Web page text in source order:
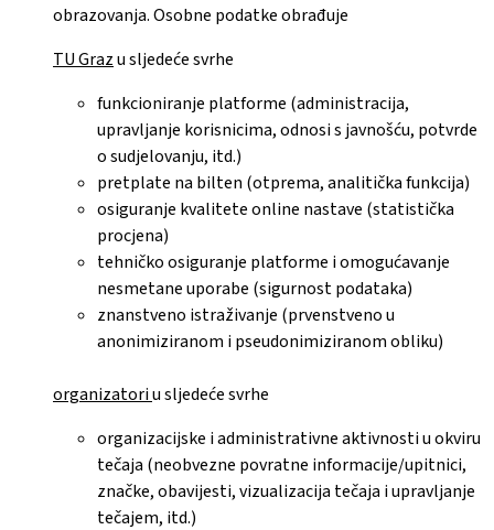
obrazovanja. Osobne podatke obrađuje
TU Grazu sljedeće svrhe
funkcioniranje platforme (administracija,
upravljanje korisnicima, odnosi s javnošću, potvrde
o sudjelovanju, itd.)
pretplate na bilten (otprema, analitička funkcija)
osiguranje kvalitete online nastave (statistička
procjena)
tehničko osiguranje platforme i omogućavanje
nesmetane uporabe (sigurnost podataka)
znanstveno istraživanje (prvenstveno u
anonimiziranom i pseudonimiziranom obliku)
organizatoriu sljedeće svrhe
organizacijske i administrativne aktivnosti u okviru
tečaja (neobvezne povratne informacije/upitnici,
značke, obavijesti, vizualizacija tečaja i upravljanje
tečajem, itd.)